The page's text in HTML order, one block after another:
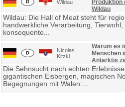
Wildau
Produktion
Wildau
Wildau: Die Hall of Meat steht für
handwerkliche Verarbeitung,
konsequente...
Nicolas
Kitzki
Warum es
Menschen
Antarktis
Die Sehnsucht nach echten
gigantischen Eisbergen, magischen
Begegnungen mit Walen:...